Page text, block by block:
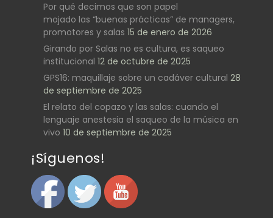
Por qué decimos que son papel
mojado las “buenas prácticas” de managers,
promotores y salas 15 de enero de 2026
Girando por Salas no es cultura, es saqueo
institucional 12 de octubre de 2025
GPS16: maquillaje sobre un cadáver cultural 28
de septiembre de 2025
El relato del copazo y las salas: cuando el
lenguaje anestesia el saqueo de la música en
vivo 10 de septiembre de 2025
¡Síguenos!